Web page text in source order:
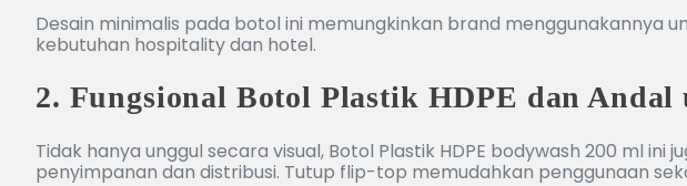
Desain minimalis pada botol ini memungkinkan brand menggunakannya
kebutuhan hospitality dan hotel.
2. Fungsional Botol Plastik HDPE dan
Tidak hanya unggul secara visual, Botol Plastik HDPE bodywash 200 ml ini
penyimpanan dan distribusi. Tutup flip-top memudahkan penggunaan